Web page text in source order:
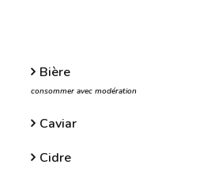
Bière
consommer avec modération
Caviar
Cidre